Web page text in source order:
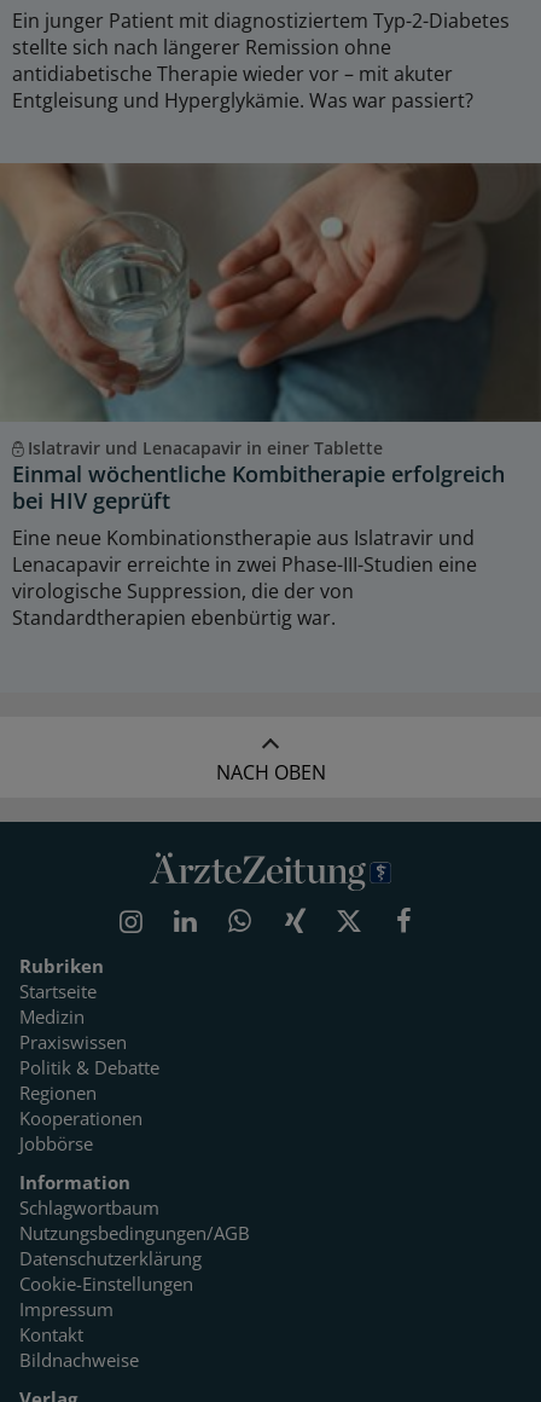
Ein junger Patient mit diagnostiziertem Typ-2-Diabetes
stellte sich nach längerer Remission ohne
antidiabetische Therapie wieder vor – mit akuter
Entgleisung und Hyperglykämie. Was war passiert?
Islatravir und Lenacapavir in einer Tablette
Einmal wöchentliche Kombitherapie erfolgreich
bei HIV geprüft
Eine neue Kombinationstherapie aus Islatravir und
Lenacapavir erreichte in zwei Phase-III-Studien eine
virologische Suppression, die der von
Standardtherapien ebenbürtig war.
NACH OBEN
Rubriken
Startseite
Medizin
Praxiswissen
Politik & Debatte
Regionen
Kooperationen
Jobbörse
Information
Schlagwortbaum
Nutzungsbedingungen/AGB
Datenschutzerklärung
Cookie-Einstellungen
Impressum
Kontakt
Bildnachweise